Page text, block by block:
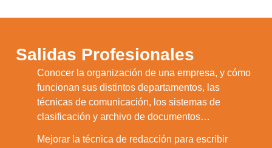
Salidas Profesionales
Conocer la organización de una empresa, y cómo
funcionan sus distintos departamentos, las
técnicas de comunicación, los sistemas de
clasificación y archivo de documentos…
Mejorar la técnica de redacción para escribir